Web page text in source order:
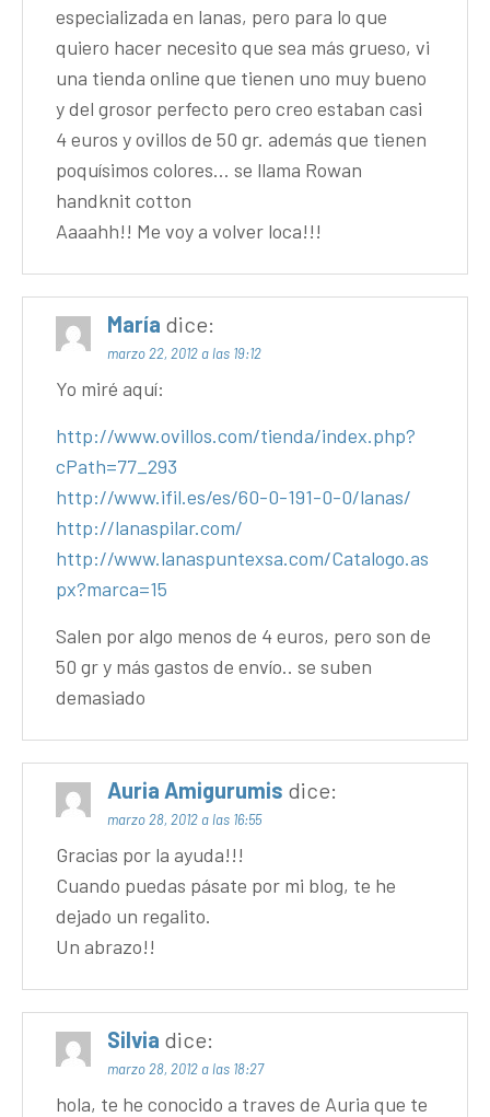
especializada en lanas, pero para lo que
quiero hacer necesito que sea más grueso, vi
una tienda online que tienen uno muy bueno
y del grosor perfecto pero creo estaban casi
4 euros y ovillos de 50 gr. además que tienen
poquísimos colores… se llama Rowan
handknit cotton
Aaaahh!! Me voy a volver loca!!!
María dice:
marzo 22, 2012 a las 19:12
Yo miré aquí:
http://www.ovillos.com/tienda/index.php?
cPath=77_293
http://www.ifil.es/es/60-0-191-0-0/lanas/
http://lanaspilar.com/
http://www.lanaspuntexsa.com/Catalogo.as
px?marca=15
Salen por algo menos de 4 euros, pero son de
50 gr y más gastos de envío.. se suben
demasiado
Auria Amigurumis dice:
marzo 28, 2012 a las 16:55
Gracias por la ayuda!!!
Cuando puedas pásate por mi blog, te he
dejado un regalito.
Un abrazo!!
Silvia dice:
marzo 28, 2012 a las 18:27
hola, te he conocido a traves de Auria que te